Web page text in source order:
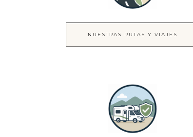
NUESTRAS RUTAS Y VIAJES